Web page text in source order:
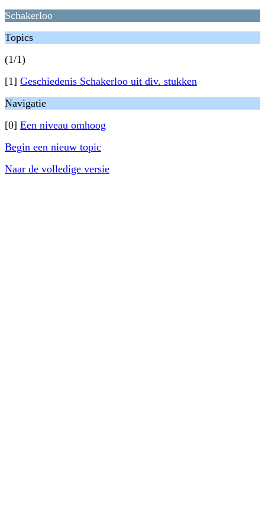
Schakerloo
Topics
(1/1)
[1] Geschiedenis Schakerloo uit div. stukken
Navigatie
[0] Een niveau omhoog
Begin een nieuw topic
Naar de volledige versie